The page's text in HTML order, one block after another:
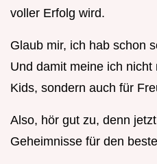
voller Erfolg wird.
Glaub mir, ich hab schon
Und damit meine ich
Kids, sondern auch für
Also, hör gut zu, denn
Geheimnisse für den